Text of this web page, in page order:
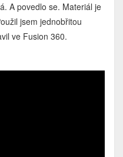
A povedlo se. Materiál je
jsem jednobřitou
ve Fusion 360.